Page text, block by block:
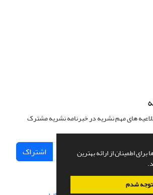
اطمینان از ارائه بهترین
شدم
های مهم نشریه در خبرنامه نشریه مشترک
اشتراک